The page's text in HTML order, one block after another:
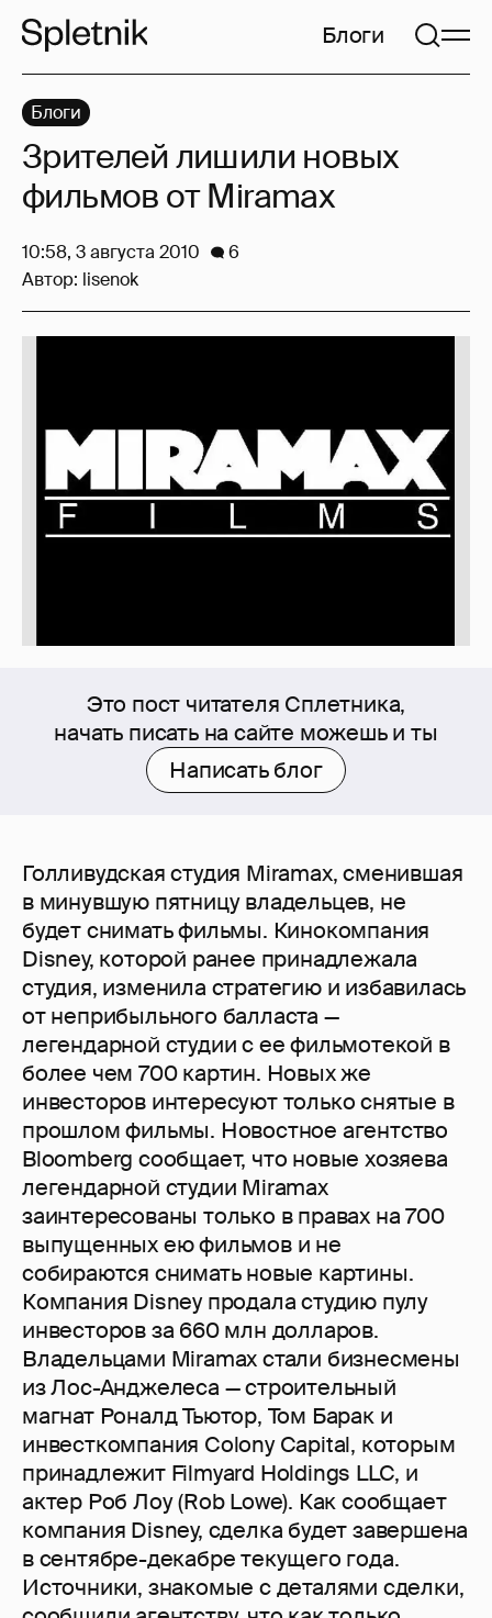
Блоги
Это пост читателя Сплетника,
начать писать на сайте можешь и ты
Написать блог
Голливудская студия Miramax, сменившая
в минувшую пятницу владельцев, не
будет снимать фильмы. Кинокомпания
Disney, которой ранее принадлежала
студия, изменила стратегию и избавилась
от неприбыльного балласта —
легендарной студии с ее фильмотекой в
более чем 700 картин. Новых же
инвесторов интересуют только снятые в
прошлом фильмы. Новостное агентство
Bloomberg сообщает, что новые хозяева
легендарной студии Miramax
заинтересованы только в правах на 700
выпущенных ею фильмов и не
собираются снимать новые картины.
Компания Disney продала студию пулу
инвесторов за 660 млн долларов.
Владельцами Miramax стали бизнесмены
из Лос-Анджелеса — строительный
магнат Роналд Тьютор, Том Барак и
инвесткомпания Colony Capital, которым
принадлежит Filmyard Holdings LLC, и
актер Роб Лоу (Rob Lowe). Как сообщает
компания Disney, сделка будет завершена
в сентябре-декабре текущего года.
Источники, знакомые с деталями сделки,
Блоги
Зрителей лишили новых
фильмов от Miramax
10:58, 3 августа 2010
6
Автор: lisenok